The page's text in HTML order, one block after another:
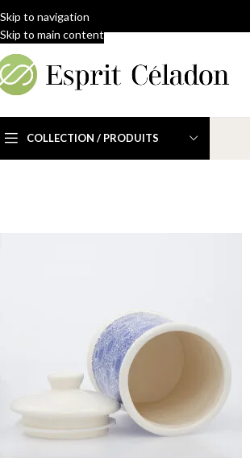
Skip to navigation
Skip to main content
COLLECTION / PRODUITS